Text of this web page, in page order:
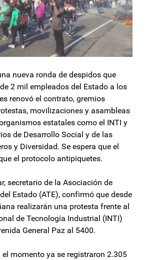
nueva ronda de despidos que
2 mil empleados del Estado a los
renovó el contrato, gremios
movilizaciones y asambleas
estatales como el INTI y
de Desarrollo Social y de las
y Diversidad. Se espera que el
el protocolo antipiquetes.
secretario de la Asociación de
Estado (ATE), confirmó que desde
realizarán una protesta frente al
de Tecnología Industrial (INTI)
General Paz al 5400.
el momento ya se registraron 2.305